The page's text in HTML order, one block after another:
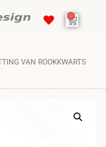
0
VAN ROOKKWARTS